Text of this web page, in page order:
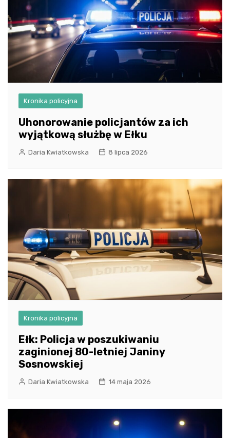
Kronika policyjna
Uhonorowanie policjantów za ich
wyjątkową służbę w Ełku
Daria Kwiatkowska 8 lipca 2026
Kronika policyjna
Ełk: Policja w poszukiwaniu
zaginionej 80-letniej Janiny
Sosnowskiej
Daria Kwiatkowska 14 maja 2026